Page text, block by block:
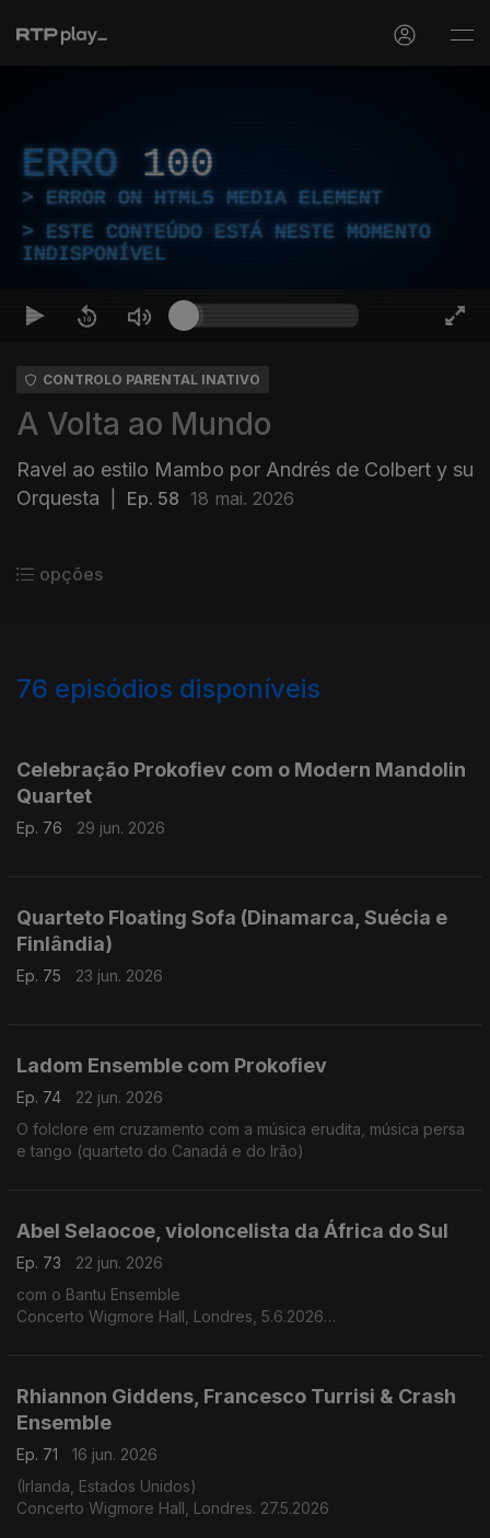
ERRO 100
ERROR ON HTML5 MEDIA ELEMENT
ESTE CONTEÚDO ESTÁ NESTE MOMENTO
INDISPONÍVEL
CONTROLO PARENTAL INATIVO
A Volta ao Mundo
Ravel ao estilo Mambo por Andrés de Colbert y su
Orquesta
Ep. 58 18 mai. 2026
opções
76 episódios disponíveis
Celebração Prokofiev com o Modern Mandolin
Quartet
Ep. 76 29 jun. 2026
Quarteto Floating Sofa (Dinamarca, Suécia e
Finlândia)
Ep. 75 23 jun. 2026
Ladom Ensemble com Prokofiev
Ep. 74
22 jun. 2026
O folclore em cruzamento com a música erudita, música persa
e tango (quarteto do Canadá e do Irão)
Abel Selaocoe, violoncelista da África do Sul
Ep. 73
22 jun. 2026
com o Bantu Ensemble
Concerto Wigmore Hall, Londres, 5.6.2026
Rhiannon Giddens, Francesco Turrisi & Crash
Ensemble
Ep. 71
16 jun. 2026
(Irlanda, Estados Unidos)
Concerto Wigmore Hall, Londres. 27.5.2026